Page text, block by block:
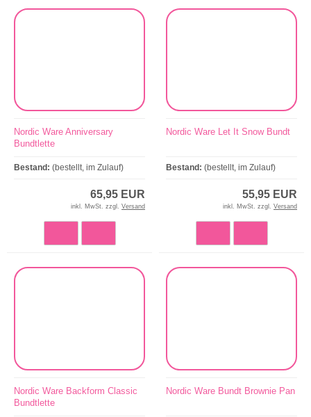
Nordic Ware Anniversary
Bundtlette
Bestand: (bestellt, im Zulauf)
65,95 EUR
inkl. MwSt. zzgl. Versand
Nordic Ware Let It Snow Bundt
Bestand: (bestellt, im Zulauf)
55,95 EUR
inkl. MwSt. zzgl. Versand
Nordic Ware Backform Classic
Bundtlette
Nordic Ware Bundt Brownie Pan